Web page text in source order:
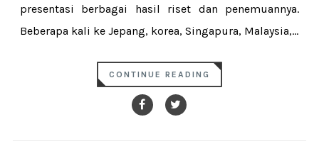
presentasi berbagai hasil riset dan penemuannya.
Beberapa kali ke Jepang, korea, Singapura, Malaysia,...
CONTINUE READING